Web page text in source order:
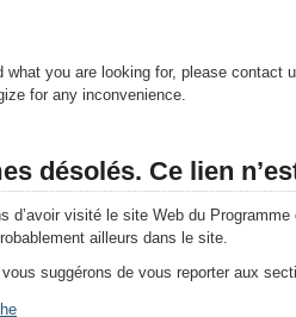
you are looking for, please contact
for any inconvenience.
désolés. Ce lien
d’avoir visité le site Web du
ailleurs dans le site.
suggérons de vous reporter aux